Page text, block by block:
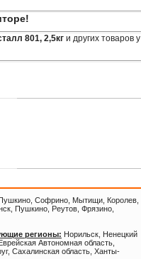
801, 2,5кг и других товаров у
Софрино, Мытищи, Королев,
Пушкино, Реутов, Фрязино,
регионы: Норильск, Ненецкий
Автономная область,
Сахалинская область, Ханты-